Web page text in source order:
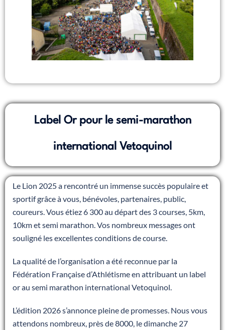
Label Or pour le semi-marathon
international Vetoquinol
Le Lion 2025 a rencontré un immense succès populaire et
sportif grâce à vous, bénévoles, partenaires, public,
coureurs. Vous étiez 6 300 au départ des 3 courses, 5km,
10km et semi marathon. Vos nombreux messages ont
souligné les excellentes conditions de course.
La qualité de l’organisation a été reconnue par la
Fédération Française d’Athlétisme en attribuant un label
or au semi marathon international Vetoquinol.
L’édition 2026 s’annonce pleine de promesses. Nous vous
attendons nombreux, près de 8000, le dimanche 27